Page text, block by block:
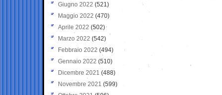
Giugno 2022 (521)
Maggio 2022 (470)
Aprile 2022 (502)
Marzo 2022 (542)
Febbraio 2022 (494)
Gennaio 2022 (510)
Dicembre 2021 (488)
Novembre 2021 (599)